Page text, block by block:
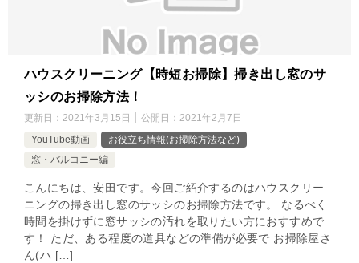
ハウスクリーニング【時短お掃除】掃き出し窓のサ
ッシのお掃除方法！
更新日： 2021年3月15日 公開日： 2021年2月7日
YouTube動画
お役立ち情報(お掃除方法など)
窓・バルコニー編
こんにちは、安田です。今回ご紹介するのはハウスクリー
ニングの掃き出し窓のサッシのお掃除方法です。 なるべく
時間を掛けずに窓サッシの汚れを取りたい方におすすめで
す！ ただ、ある程度の道具などの準備が必要で お掃除屋さ
ん(ハ […]